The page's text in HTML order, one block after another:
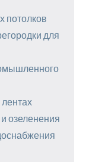
потолков
для
озеленения